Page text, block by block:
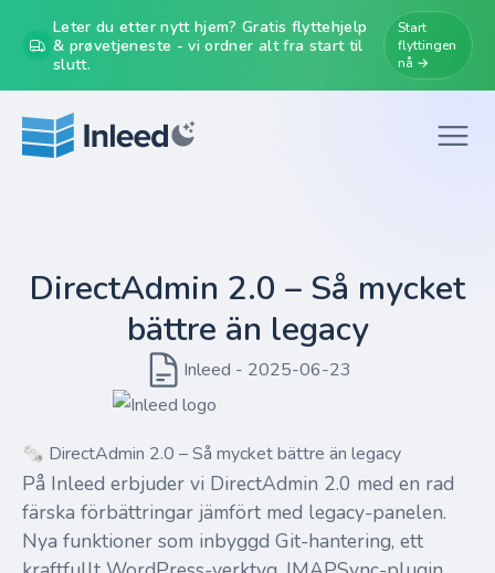
Leter du etter nytt hjem? Gratis flyttehjelp
& prøvetjeneste - vi ordner alt fra start til
slutt.
Start
flyttingen
nå →
DirectAdmin 2.0 – Så mycket
bättre än legacy
Inleed - 2025-06-23
🗞️ DirectAdmin 2.0 – Så mycket bättre än legacy
På Inleed erbjuder vi DirectAdmin 2.0 med en rad
färska förbättringar jämfört med legacy-panelen.
Nya funktioner som inbyggd Git-hantering, ett